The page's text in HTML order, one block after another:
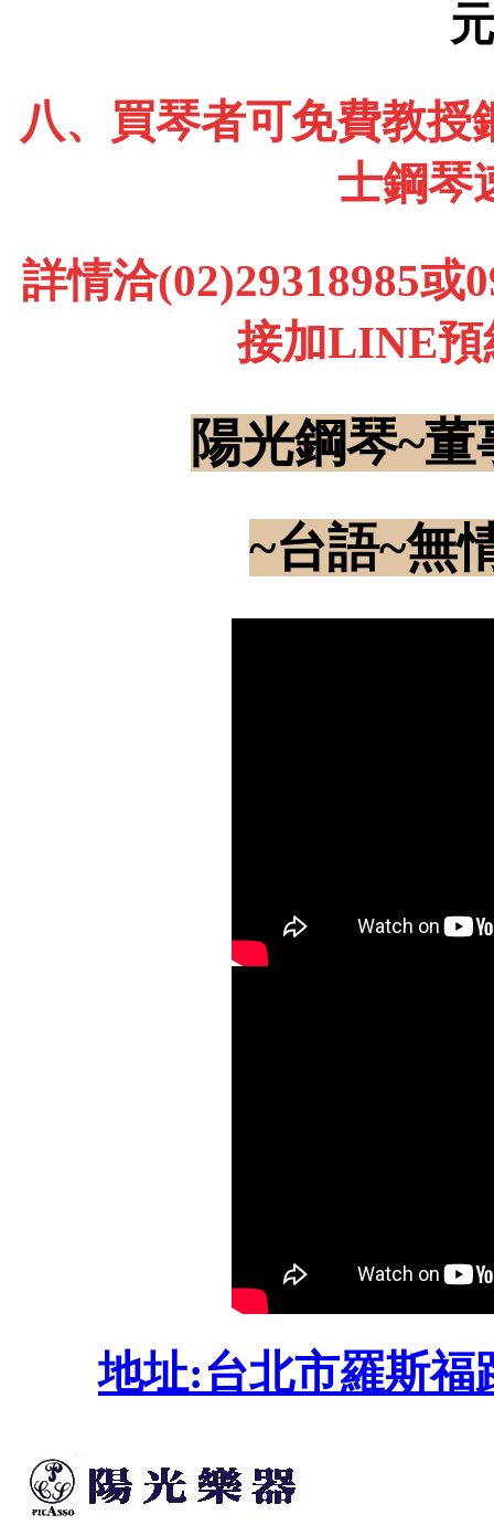
八、買琴者可免費教授
士鋼琴
詳情洽(02)29318985或
接加LINE預
陽光鋼琴~
~台語~無
地址:台北市羅斯福